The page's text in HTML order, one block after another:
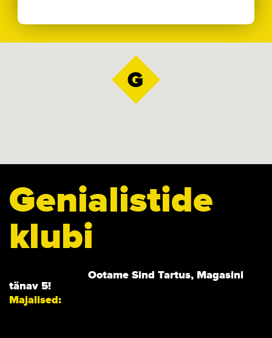
Genialistide
klubi
Ootame Sind Tartus, Magasini
tänav 5!
Majalised: